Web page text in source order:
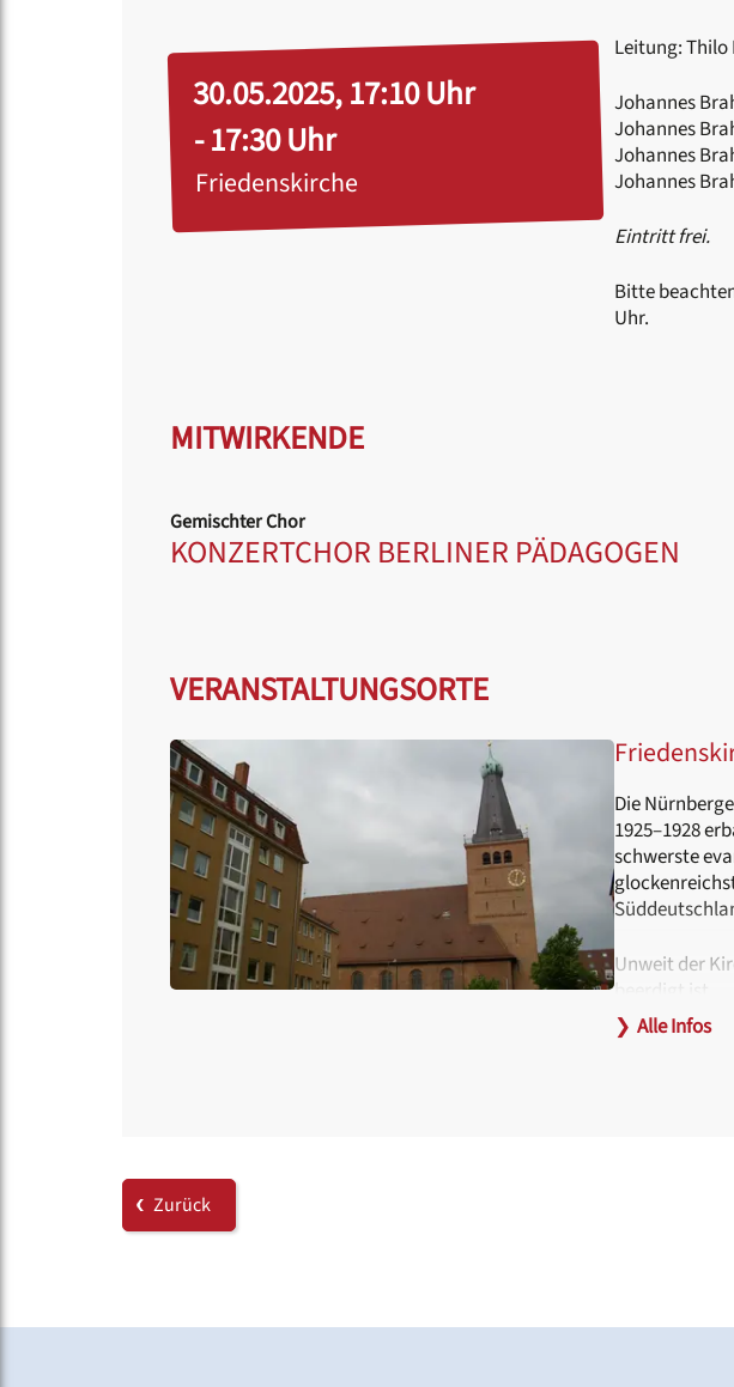
30.05.2025, 17:10 Uhr
- 17:30 Uhr
Friedenskirche
Leitung: Thilo
Johannes
Johannes
Johannes
Johannes
Eintritt frei.
Bitte
Uhr.
MITWIRKENDE
Gemischter Chor
KONZERTCHOR BERLINER PÄDAGOGEN
VERANSTALTUNGSORTE
Die
1925–1928
schwerste
Unweit der
beerdigt ist.
Hinweise zur
❯ Alle Infos
Zurück